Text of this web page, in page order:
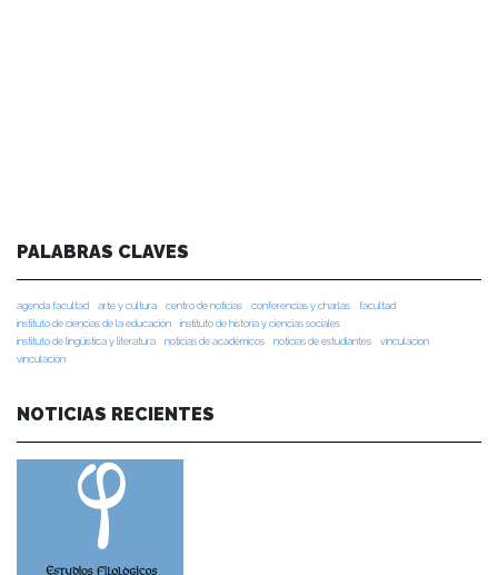
PALABRAS CLAVES
agenda facultad arte y cultura centro de noticias conferencias y charlas
facultad
instituto de ciencias de la educación
instituto de historia y ciencias sociales
instituto de lingüística y literatura
noticias de académicos noticias de estudiantes
vinculacion
vinculación
NOTICIAS RECIENTES